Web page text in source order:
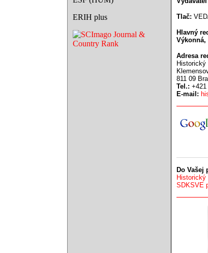
ERIH plus
Tlač:
Hlavný
Výkonná,
Adresa
811 09
Tel.: +421
E-mail:
Do Vašej
SDKSVE